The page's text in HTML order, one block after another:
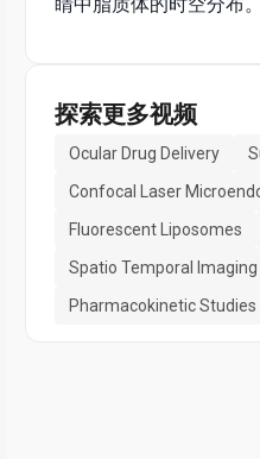
探索更多视频
Ocular Drug Delivery
Confocal Laser
Fluorescent Liposomes
Spatio Temporal Imaging
Pharmacokinetic Studies